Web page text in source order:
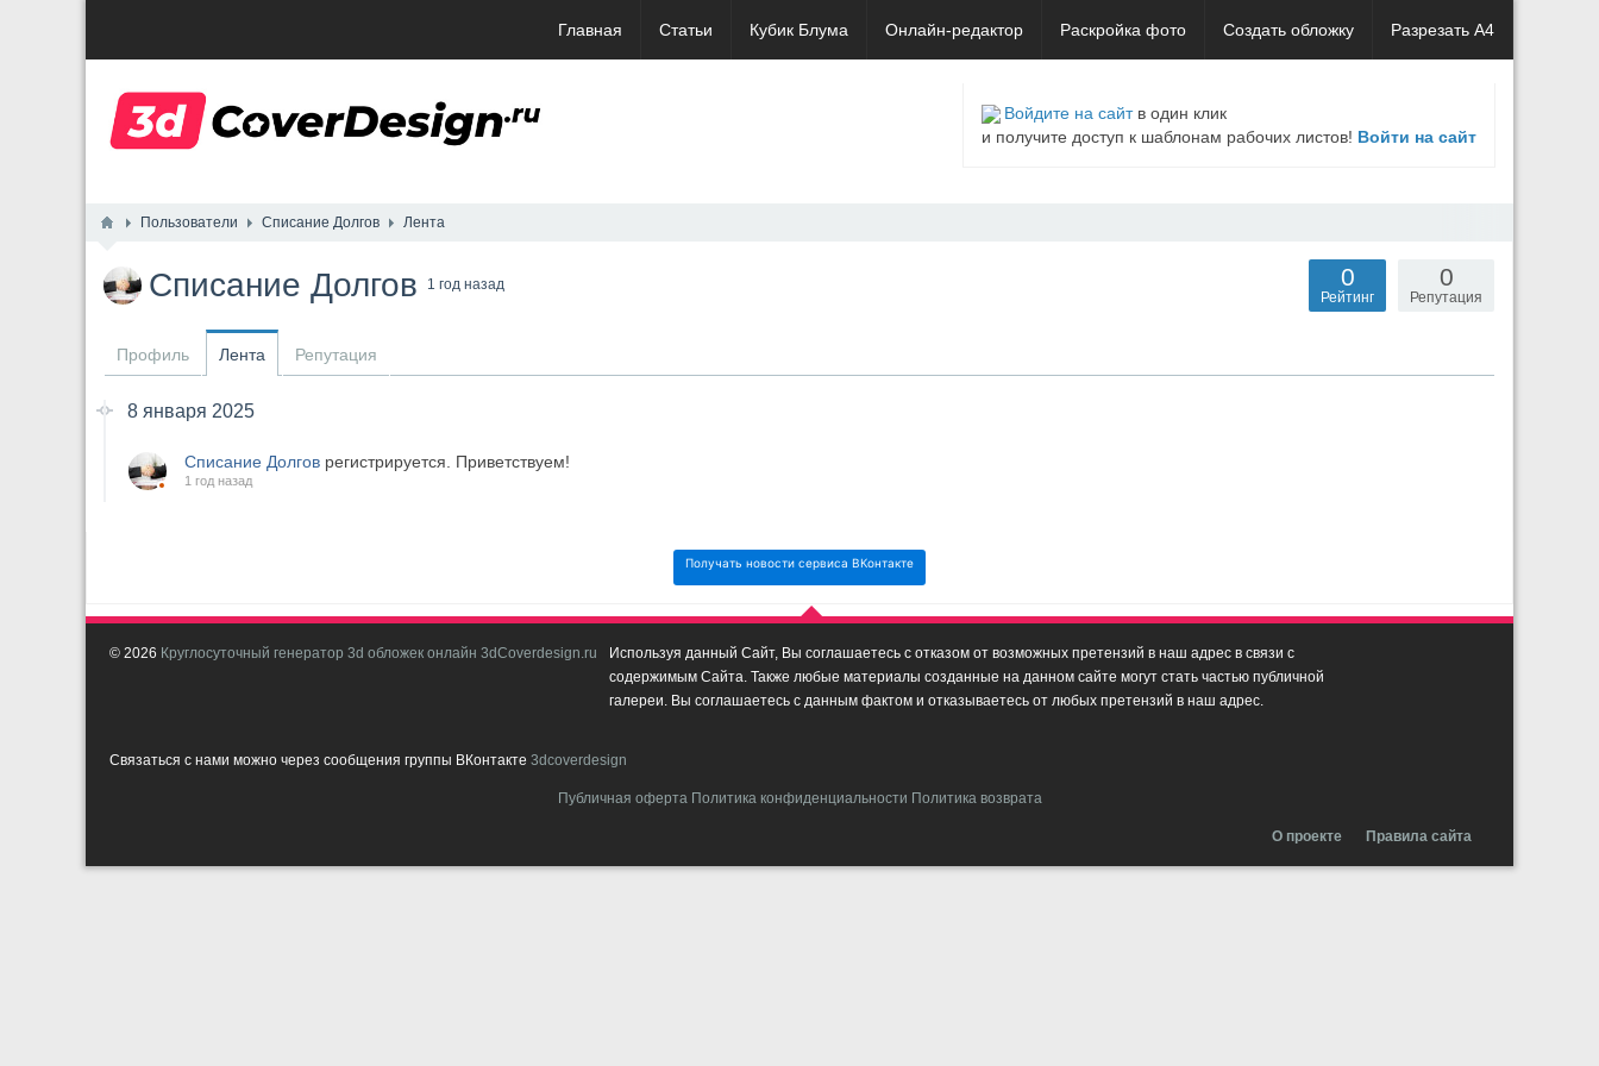
Главная Статьи Кубик Блума Онлайн-редактор Раскройка фото Создать обложку Разрезать А4
Войдите на сайтв один клик
и получите доступ к шаблонам рабочих листов! Войти на сайт
Пользователи Списание Долгов Лента
Списание Долгов 1 год назад 0
Репутация
0
Рейтинг
Профиль Лента Репутация
8 января 2025
Списание Долгов регистрируется. Приветствуем!
1 год назад
Получать новости сервиса ВКонтакте
© 2026 Круглосуточный генератор 3d обложек онлайн 3dCoverdesign.ru
Используя данный Сайт, Вы соглашаетесь с отказом от возможных претензий в наш адрес в связи с
содержимым Сайта. Также любые материалы созданные на данном сайте могут стать частью публичной
галереи. Вы соглашаетесь с данным фактом и отказываетесь от любых претензий в наш адрес.
Связаться с нами можно через сообщения группы ВКонтакте 3dcoverdesign
Публичная оферта Политика конфиденциальности Политика возврата
О проекте Правила сайта